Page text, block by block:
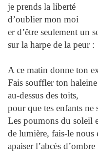
je prends la liberté
d’oublier mon moi
er d’être seulement un
sur la harpe de la peur :
A ce matin donne ton
Fais souffler ton haleine
au-dessus des toits,
pour que tes enfants ne
Les poumons du soleil
de lumière, fais-le nous
apaiser l’abcès d’ombre